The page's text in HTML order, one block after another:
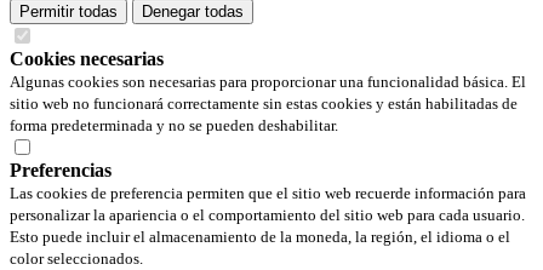
Permitir todas
Denegar todas
Cookies necesarias
Algunas cookies son necesarias para proporcionar una funcionalidad básica. El
sitio web no funcionará correctamente sin estas cookies y están habilitadas de
forma predeterminada y no se pueden deshabilitar.
Preferencias
Las cookies de preferencia permiten que el sitio web recuerde información para
personalizar la apariencia o el comportamiento del sitio web para cada usuario.
Esto puede incluir el almacenamiento de la moneda, la región, el idioma o el
color seleccionados.